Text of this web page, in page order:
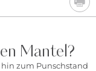
Mantel?
zum Punschstand